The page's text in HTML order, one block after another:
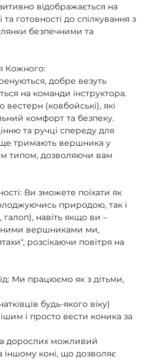
відображається на
готовності до спілкування з
безпечними та
Кожного:
добре везуть
на команди інструктора.
(ковбойські), які
комфорт та безпеку.
та ручці спереду для
тримають вершника у
типом, дозволяючи вам
Ви зможете поїхати як
природою, так і
навіть якщо ви –
вершниками ми,
розсікаючи повітря на
Ми працюємо як з дітьми,
будь-якого віку)
і просто вести коника за
дорослих можливий
іншому коні, що дозволяє